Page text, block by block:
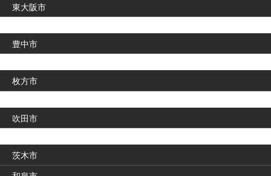
東大阪市
豊中市
枚方市
吹田市
茨木市